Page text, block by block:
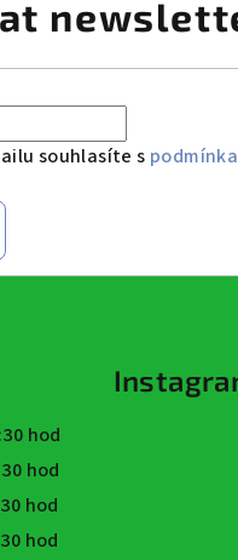
souhlasíte s
hod
hod
hod
hod